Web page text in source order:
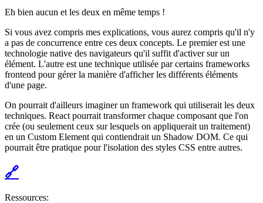
Eh bien aucun et les deux en même temps !
Si vous avez compris mes explications, vous aurez compris qu'il n'y
a pas de concurrence entre ces deux concepts. Le premier est une
technologie native des navigateurs qu'il suffit d'activer sur un
élément. L'autre est une technique utilisée par certains frameworks
frontend pour gérer la manière d'afficher les différents éléments
d'une page.
On pourrait d'ailleurs imaginer un framework qui utiliserait les deux
techniques. React pourrait transformer chaque composant que l'on
crée (ou seulement ceux sur lesquels on appliquerait un traitement)
en un Custom Element qui contiendrait un Shadow DOM. Ce qui
pourrait être pratique pour l'isolation des styles CSS entre autres.
🔗
Ressources: